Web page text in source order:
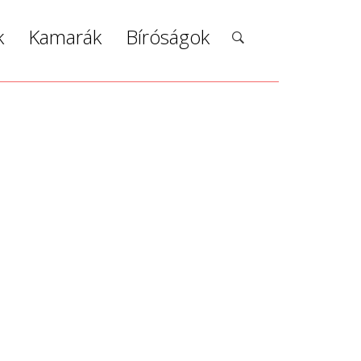
Kamarák Bíróságok